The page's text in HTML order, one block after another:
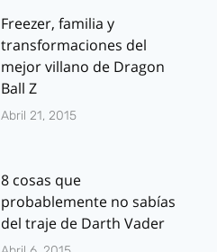
Freezer, familia y
transformaciones del
mejor villano de Dragon
Ball Z
Abril 21, 2015
8 cosas que
probablemente no sabías
del traje de Darth Vader